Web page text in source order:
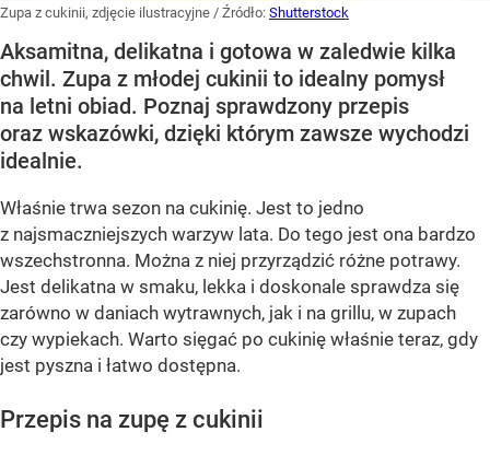
Zupa z cukinii, zdjęcie ilustracyjne / Źródło: Shutterstock
Aksamitna, delikatna i gotowa w zaledwie kilka
chwil. Zupa z młodej cukinii to idealny pomysł
na letni obiad. Poznaj sprawdzony przepis
oraz wskazówki, dzięki którym zawsze wychodzi
idealnie.
Właśnie trwa sezon na cukinię. Jest to jedno
z najsmaczniejszych warzyw lata. Do tego jest ona bardzo
wszechstronna. Można z niej przyrządzić różne potrawy.
Jest delikatna w smaku, lekka i doskonale sprawdza się
zarówno w daniach wytrawnych, jak i na grillu, w zupach
czy wypiekach. Warto sięgać po cukinię właśnie teraz, gdy
jest pyszna i łatwo dostępna.
Przepis na zupę z cukinii